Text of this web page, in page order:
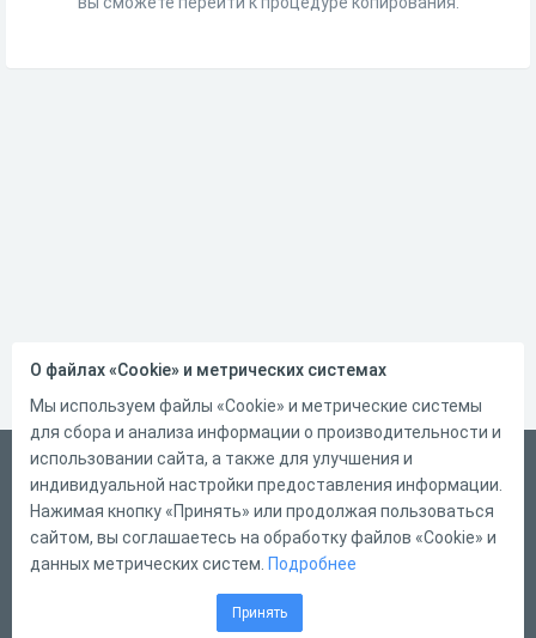
Український
Справка
Форма обратной связи
О файлах «Cookie» и метрических системах
Мы используем файлы «Cookie» и метрические системы
для сбора и анализа информации о производительности и
использовании сайта, а также для улучшения и
индивидуальной настройки предоставления информации.
Нажимая кнопку «Принять» или продолжая пользоваться
сайтом, вы соглашаетесь на обработку файлов «Cookie» и
данных метрических систем. Подробнее
Принять